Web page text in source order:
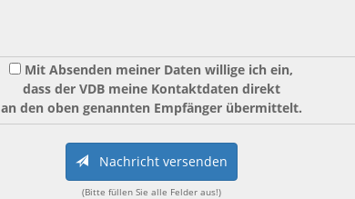
Mit Absenden meiner Daten willige ich ein,
dass der VDB meine Kontaktdaten direkt
an den oben genannten Empfänger übermittelt.
Nachricht versenden
(Bitte füllen Sie alle Felder aus!)